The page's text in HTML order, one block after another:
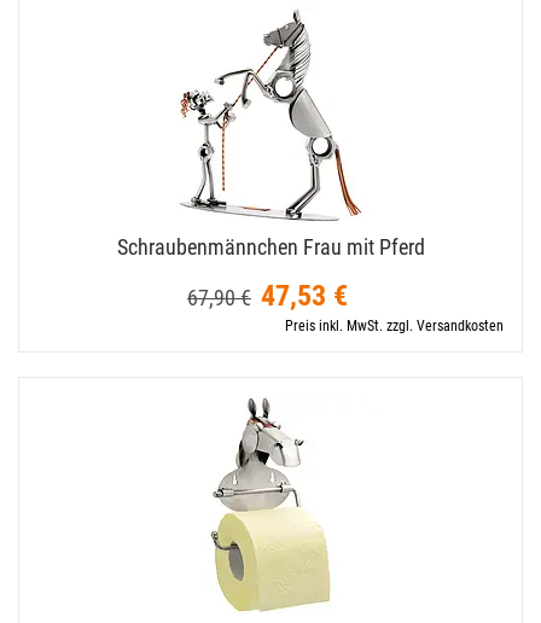
Schraubenmännchen Frau mit Pferd
67,90 € 47,53 €
Preis inkl. MwSt. zzgl. Versandkosten